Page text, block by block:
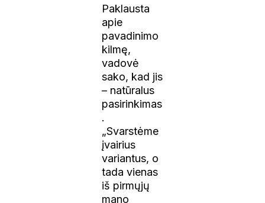
Paklausta
apie
pavadinimo
kilmę,
vadovė
sako, kad jis
– natūralus
pasirinkimas
.
„Svarstėme
įvairius
variantus, o
tada vienas
iš pirmųjų
mano